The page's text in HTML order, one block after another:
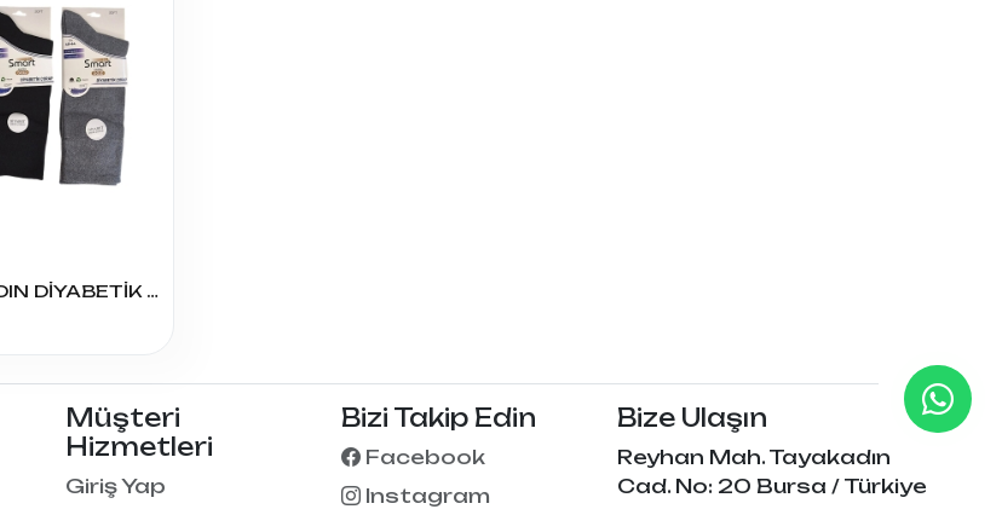
000214 KADIN DİYABETİK DİKİŞSİZ SOKET
Müşteri
Hizmetleri
Giriş Yap
Bizi Takip Edin
Facebook
Instagram
Bize Ulaşın
Reyhan Mah. Tayakadın
Cad. No: 20 Bursa / Türkiye